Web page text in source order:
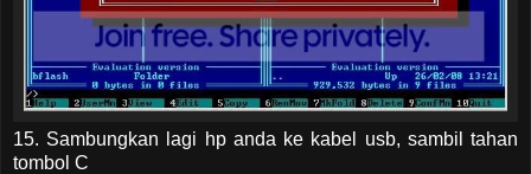
15. Sambungkan lagi hp anda ke kabel usb, sambil tahan
tombol C